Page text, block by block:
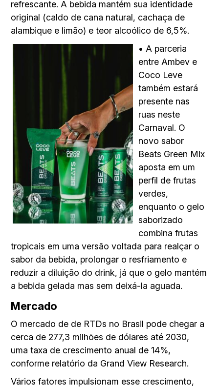
refrescante. A bebida mantém sua identidade
original (caldo de cana natural, cachaça de
alambique e limão) e teor alcoólico de 6,5%.
• A parceria
entre Ambev e
Coco Leve
também estará
presente nas
ruas neste
Carnaval. O
novo sabor
Beats Green Mix
aposta em um
perfil de frutas
verdes,
enquanto o gelo
saborizado
combina frutas
tropicais em uma versão voltada para realçar o
sabor da bebida, prolongar o resfriamento e
reduzir a diluição do drink, já que o gelo mantém
a bebida gelada mas sem deixá-la aguada.
Mercado
O mercado de de RTDs no Brasil pode chegar a
cerca de 277,3 milhões de dólares até 2030,
uma taxa de crescimento anual de 14%,
conforme relatório da Grand View Research.
Vários fatores impulsionam esse crescimento,